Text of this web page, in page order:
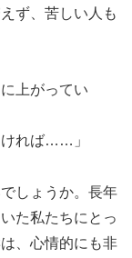
ず、苦しい人も
上がってい
ければ……」
しょうか。長年
た私たちにとっ
、心情的にも非